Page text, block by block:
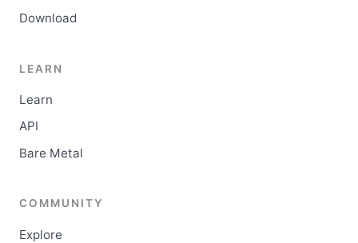
Download
LEARN
Learn
API
Bare Metal
COMMUNITY
Explore